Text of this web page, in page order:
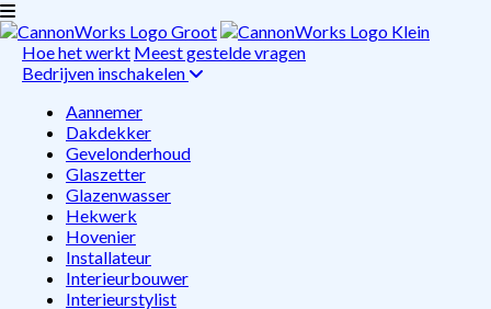
Hoe het werkt Meest gestelde vragen
Bedrijven inschakelen
Aannemer
Dakdekker
Gevelonderhoud
Glaszetter
Glazenwasser
Hekwerk
Hovenier
Installateur
Interieurbouwer
Interieurstylist